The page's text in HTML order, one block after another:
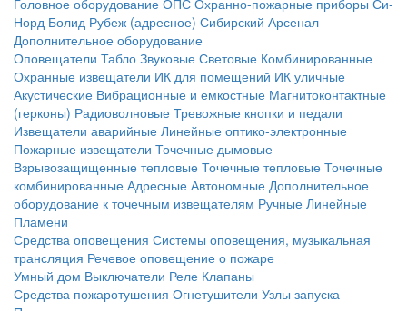
Головное оборудование ОПС Охранно-пожарные приборы Си-
Норд Болид Рубеж (адресное) Сибирский Арсенал
Дополнительное оборудование
Оповещатели Табло Звуковые Световые Комбинированные
Охранные извещатели ИК для помещений ИК уличные
Акустические Вибрационные и емкостные Магнитоконтактные
(герконы) Радиоволновые Тревожные кнопки и педали
Извещатели аварийные Линейные оптико-электронные
Пожарные извещатели Точечные дымовые
Взрывозащищенные тепловые Точечные тепловые Точечные
комбинированные Адресные Автономные Дополнительное
оборудование к точечным извещателям Ручные Линейные
Пламени
Средства оповещения Системы оповещения, музыкальная
трансляция Речевое оповещение о пожаре
Умный дом Выключатели Реле Клапаны
Средства пожаротушения Огнетушители Узлы запуска